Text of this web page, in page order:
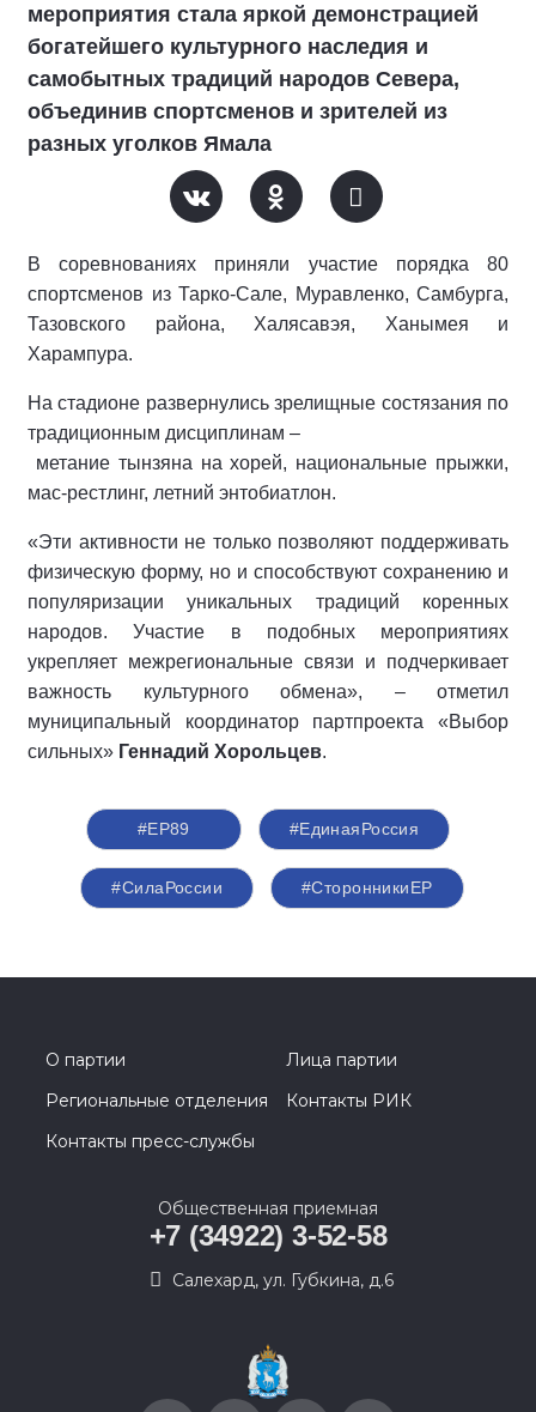
мероприятия стала яркой демонстрацией
богатейшего культурного наследия и
самобытных традиций народов Севера,
объединив спортсменов и зрителей из
разных уголков Ямала
В соревнованиях приняли участие порядка 80
спортсменов из Тарко-Сале, Муравленко, Самбурга,
Тазовского района, Халясавэя, Ханымея и
Харампура.
На стадионе развернулись зрелищные состязания по
традиционным дисциплинам –
метание тынзяна на хорей, национальные прыжки,
мас-рестлинг, летний энтобиатлон.
«Эти активности не только позволяют поддерживать
физическую форму, но и способствуют сохранению и
популяризации уникальных традиций коренных
народов. Участие в подобных мероприятиях
укрепляет межрегиональные связи и подчеркивает
важность культурного обмена», – отметил
муниципальный координатор партпроекта «Выбор
сильных» Геннадий Хорольцев.
#ЕР89 #ЕдинаяРоссия
#СилаРоссии #СторонникиЕР
О партии
Лица партии
Региональные отделения
Контакты РИК
Контакты пресс-службы
Общественная приемная
+7 (34922) 3-52-58
Салехард, ул. Губкина, д.6